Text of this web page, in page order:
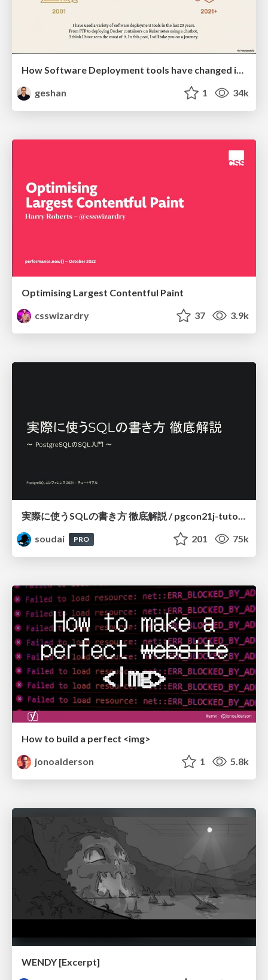
How Software Deployment tools have changed in the past 20 years
geshan
1 34k
Optimising Largest Contentful Paint
csswizardry
37 3.9k
実際に使うSQLの書き方 徹底解説 / pgcon21j-tutorial
soudai
PRO 201 75k
How to build a perfect <img>
jonoalderson
1 5.8k
WENDY [Excerpt]